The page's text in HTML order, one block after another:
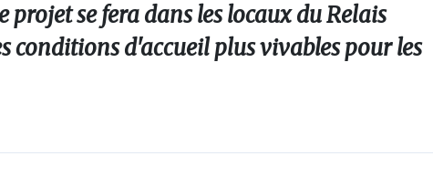
se fera dans les locaux du Relais
conditions d'accueil plus vivables pour les